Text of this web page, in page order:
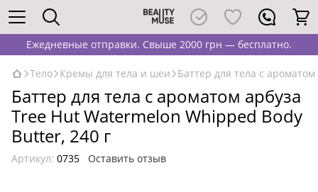
Ежедневные отправки. Свыше 2000 грн — бесплатно.
Тело Кремы для тела и шеи Баттер для тела с
Баттер для тела с ароматом арбуза
Tree Hut Watermelon Whipped Body
Butter, 240 г
Артикул: 0735 Оставить отзыв